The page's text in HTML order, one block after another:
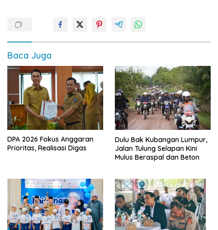
Baca Juga
DPA 2026 Fokus Anggaran
Prioritas, Realisasi Digas
Dulu Bak Kubangan Lumpur,
Jalan Tulung Selapan Kini
Mulus Beraspal dan Beton